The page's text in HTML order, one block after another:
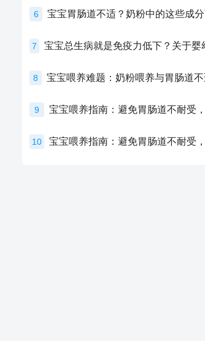
6
7
8
9 宝宝喂养指南：避免胃肠道不耐受
10 宝宝喂养指南：避免胃肠道不耐受